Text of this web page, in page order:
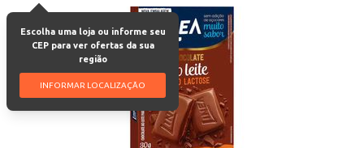
Escolha uma loja ou informe seu
CEP para ver ofertas da sua
região
INFORMAR LOCALIZAÇÃO